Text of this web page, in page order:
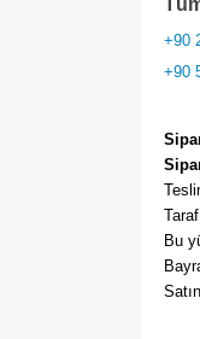
+90
+90
Bu